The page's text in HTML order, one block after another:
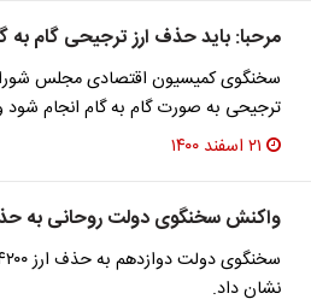
مرحبا: باید حذف ارز ترجیحی گام به
سخنگوی کمیسیون اقتصادی مجلس
ترجیحی به صورت گام به گام انجام شود
۲۱ اسفند ۱۴۰۰
واکنش سخنگوی دولت روحانی به
نشان داد.